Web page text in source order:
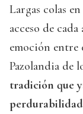
Largas colas
acceso de
emoción
Pazolandia de
tradición que